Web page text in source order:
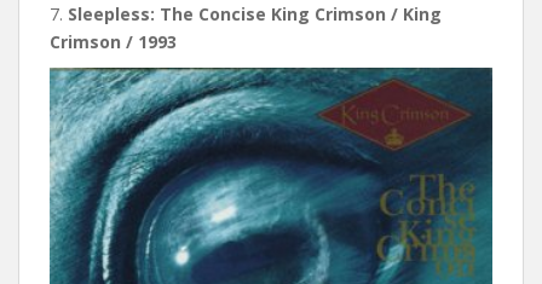
7. Sleepless: The Concise King Crimson / King
Crimson / 1993